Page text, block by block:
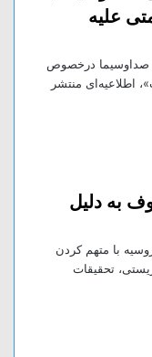
حکم ۳.۶ همتی علیه
صداوسیما درخصوص
آپارات»، اطلاعیه‌ای منتشر
به دلیل
با متهم کردن
تحقیقات